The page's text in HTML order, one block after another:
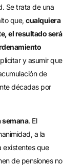
Se trata de una
que, cualquiera
el resultado será
y asumir que
de
décadas por
semana. El
a la
existentes que
de pensiones no